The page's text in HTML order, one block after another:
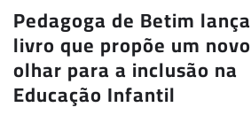
Pedagoga de Betim lança
livro que propõe um novo
olhar para a inclusão na
Educação Infantil